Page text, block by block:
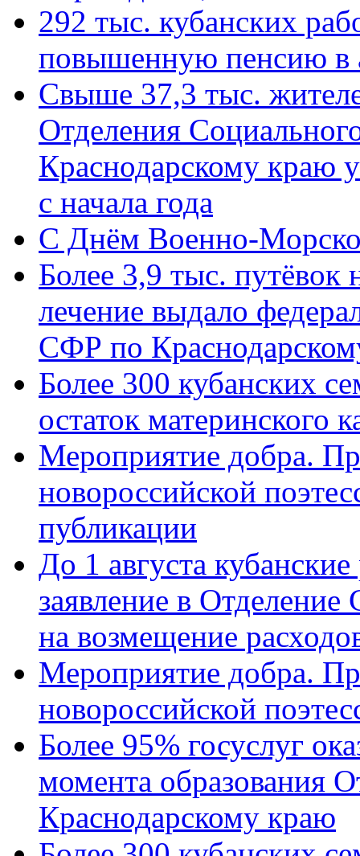
292 тыс. кубанских
повышенную пенсию в
Свыше 37,3 тыс.
Отделения
Краснодарскому краю
с начала года
C Днём Военно-
Более 3,9 тыс. путёвок
лечение выдало
СФР по
Более 300 кубанских
остаток материнского
Мероприятие добра.
новороссийской
публикации
До 1 августа
заявление в
на возмещение
Мероприятие добра.
новороссийской
Более 95% госуслуг
момента образования
Краснодарскому краю